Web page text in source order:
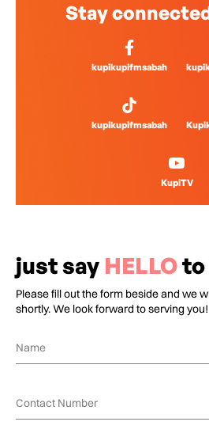
Stay
kupikupifmsabah
kupikupifmsabah
KupiTV
just say HELLOto
Please fill out the form beside and we
shortly. We look forward to serving you!